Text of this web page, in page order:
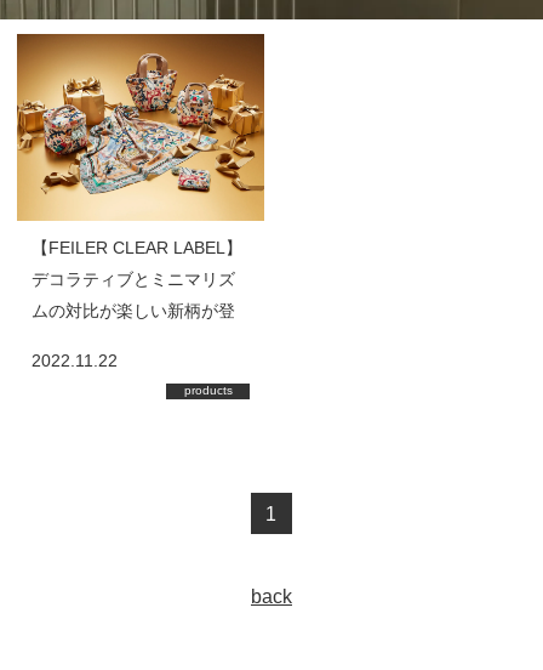
【FEILER CLEAR LABEL】
デコラティブとミニマリズ
ムの対比が楽しい新柄が登
2022.11.22
products
1
back